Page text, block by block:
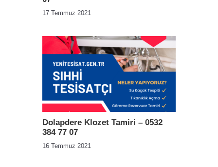
17 Temmuz 2021
Dolapdere Klozet Tamiri – 0532
384 77 07
16 Temmuz 2021